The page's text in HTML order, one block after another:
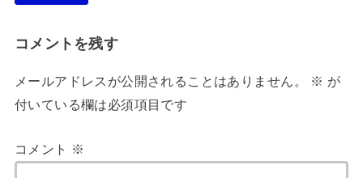
コメントを残す
メールアドレスが公開されることはありません。 ※ が
付いている欄は必須項目です
コメント ※